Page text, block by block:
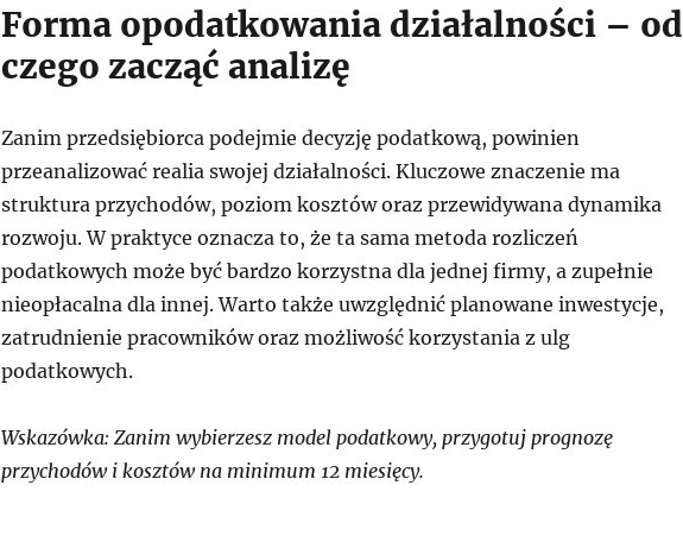
Forma opodatkowania działalności – od
czego zacząć analizę
Zanim przedsiębiorca podejmie decyzję podatkową, powinien
przeanalizować realia swojej działalności. Kluczowe znaczenie ma
struktura przychodów, poziom kosztów oraz przewidywana dynamika
rozwoju. W praktyce oznacza to, że ta sama metoda rozliczeń
podatkowych może być bardzo korzystna dla jednej firmy, a zupełnie
nieopłacalna dla innej. Warto także uwzględnić planowane inwestycje,
zatrudnienie pracowników oraz możliwość korzystania z ulg
podatkowych.
Wskazówka: Zanim wybierzesz model podatkowy, przygotuj prognozę
przychodów i kosztów na minimum 12 miesięcy.